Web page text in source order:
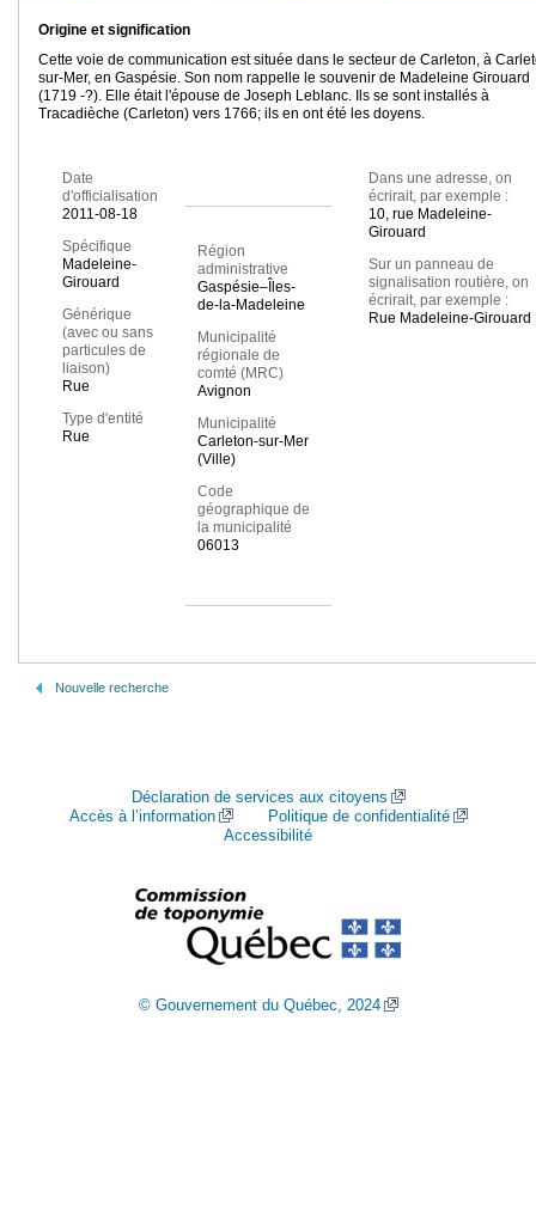
Origine et signification
Cette voie de communication est située dans le secteur de Carleton, à
sur-Mer, en Gaspésie. Son nom rappelle le souvenir de Madeleine Girouard
(1719 -?). Elle était l'épouse de Joseph Leblanc. Ils se sont installés à
Tracadièche (Carleton) vers 1766; ils en ont été les doyens.
Date
d'officialisation
2011-08-18
Spécifique
Madeleine-
Girouard
Générique
(avec ou sans
particules de
liaison)
Rue
Type d'entité
Rue
Région
administrative
Gaspésie–Îles-
de-la-Madeleine
Municipalité
régionale de
comté (MRC)
Avignon
Municipalité
Carleton-sur-Mer
(Ville)
Code
géographique de
la municipalité
06013
Dans une adresse, on
écrirait, par exemple :
10, rue Madeleine-
Girouard
Sur un panneau de
signalisation routière, on
écrirait, par exemple :
Rue Madeleine-Girouard
Nouvelle recherche
Déclaration de services aux citoyens
Accès à l’information
Politique de confidentialité
Accessibilité
© Gouvernement du Québec, 2024